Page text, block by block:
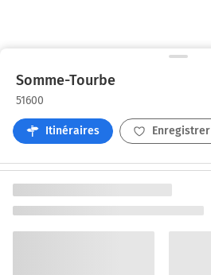
Somme-Tourbe
51600
Itinéraires Enregistrer